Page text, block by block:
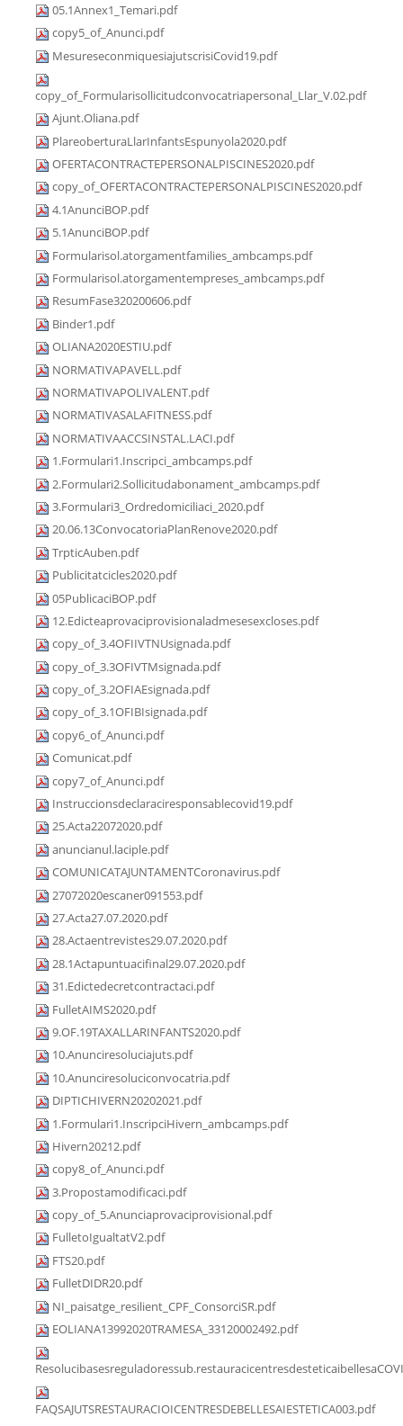
05.1Annex1_Temari.pdf
copy5_of_Anunci.pdf
MesureseconmiquesiajutscrisiCovid19.pdf
copy_of_Formularisollicitudconvocatriapersonal_Llar_V.02.pdf
Ajunt.Oliana.pdf
PlareoberturaLlarInfantsEspunyola2020.pdf
OFERTACONTRACTEPERSONALPISCINES2020.pdf
copy_of_OFERTACONTRACTEPERSONALPISCINES2020.pdf
4.1AnunciBOP.pdf
5.1AnunciBOP.pdf
Formularisol.atorgamentfamilies_ambcamps.pdf
Formularisol.atorgamentempreses_ambcamps.pdf
ResumFase320200606.pdf
Binder1.pdf
OLIANA2020ESTIU.pdf
NORMATIVAPAVELL.pdf
NORMATIVAPOLIVALENT.pdf
NORMATIVASALAFITNESS.pdf
NORMATIVAACCSINSTAL.LACI.pdf
1.Formulari1.Inscripci_ambcamps.pdf
2.Formulari2.Sollicitudabonament_ambcamps.pdf
3.Formulari3_Ordredomiciliaci_2020.pdf
20.06.13ConvocatoriaPlanRenove2020.pdf
TrpticAuben.pdf
Publicitatcicles2020.pdf
05PublicaciBOP.pdf
12.Edicteaprovaciprovisionaladmesesexcloses.pdf
copy_of_3.4OFIIVTNUsignada.pdf
copy_of_3.3OFIVTMsignada.pdf
copy_of_3.2OFIAEsignada.pdf
copy_of_3.1OFIBIsignada.pdf
copy6_of_Anunci.pdf
Comunicat.pdf
copy7_of_Anunci.pdf
Instruccionsdeclaraciresponsablecovid19.pdf
25.Acta22072020.pdf
anuncianul.laciple.pdf
COMUNICATAJUNTAMENTCoronavirus.pdf
27072020escaner091553.pdf
27.Acta27.07.2020.pdf
28.Actaentrevistes29.07.2020.pdf
28.1Actapuntuacifinal29.07.2020.pdf
31.Edictedecretcontractaci.pdf
FulletAIMS2020.pdf
9.OF.19TAXALLARINFANTS2020.pdf
10.Anunciresoluciajuts.pdf
10.Anunciresoluciconvocatria.pdf
DIPTICHIVERN20202021.pdf
1.Formulari1.InscripciHivern_ambcamps.pdf
Hivern20212.pdf
copy8_of_Anunci.pdf
3.Propostamodificaci.pdf
copy_of_5.Anunciaprovaciprovisional.pdf
FulletoIgualtatV2.pdf
FTS20.pdf
FulletDIDR20.pdf
NI_paisatge_resilient_CPF_ConsorciSR.pdf
EOLIANA13992020TRAMESA_33120002492.pdf
FAQSAJUTSRESTAURACIOICENTRESDEBELLESAIESTETICA003.pdf